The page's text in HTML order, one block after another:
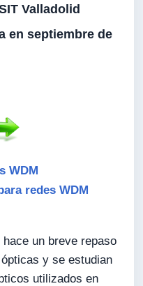
Valladolid
en septiembre de
WDM
redes WDM
un breve repaso
y se estudian
utilizados en